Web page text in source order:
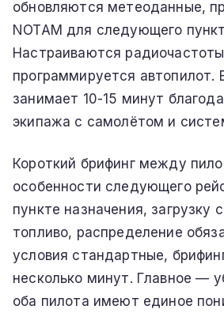
обновляются метеоданные,
NOTAM для следующего
Настраиваются
программируется автопилот.
занимает 10-15 минут
экипажа с самолётом и
Короткий брифинг между
особенности следующего
пункте назначения, загрузку
топливо, распределение
условия стандартные,
несколько минут. Главное —
оба пилота имеют единое